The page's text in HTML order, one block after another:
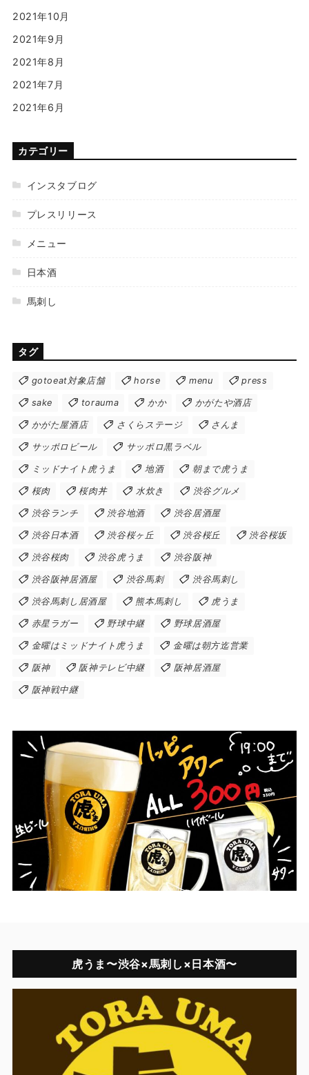
2021年10月
2021年9月
2021年8月
2021年7月
2021年6月
カテゴリー
インスタブログ
プレスリリース
メニュー
日本酒
馬刺し
タグ
gotoeat対象店舗 horse menu press
sake torauma かか かがたや酒店
かがた屋酒店 さくらステージ さんま
サッポロビール サッポロ黒ラベル
ミッドナイト虎うま 地酒 朝まで虎うま
桜肉 桜肉丼 水炊き 渋谷グルメ
渋谷ランチ 渋谷地酒 渋谷居酒屋
渋谷日本酒 渋谷桜ヶ丘 渋谷桜丘 渋谷桜坂
渋谷桜肉 渋谷虎うま 渋谷阪神
渋谷阪神居酒屋 渋谷馬刺 渋谷馬刺し
渋谷馬刺し居酒屋 熊本馬刺し 虎うま
赤星ラガー 野球中継 野球居酒屋
金曜はミッドナイト虎うま 金曜は朝方迄営業
阪神 阪神テレビ中継 阪神居酒屋
阪神戦中継
虎うま〜渋谷×馬刺し×日本酒〜